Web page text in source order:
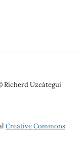
Richerd Uzcátegui
Creative Commons